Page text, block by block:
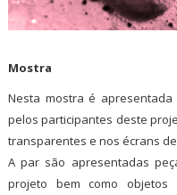
Mostra
Nesta mostra é
pelos participantes deste
transparentes e nos écrans
A par são apresentadas
projeto bem como objetos